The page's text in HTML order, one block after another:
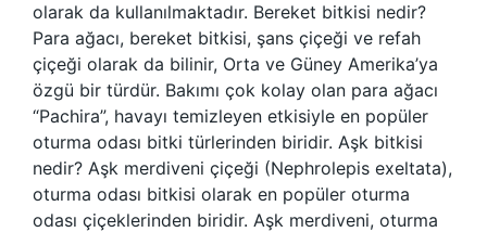
olarak da kullanılmaktadır. Bereket bitkisi nedir?
Para ağacı, bereket bitkisi, şans çiçeği ve refah
çiçeği olarak da bilinir, Orta ve Güney Amerika’ya
özgü bir türdür. Bakımı çok kolay olan para ağacı
“Pachira”, havayı temizleyen etkisiyle en popüler
oturma odası bitki türlerinden biridir. Aşk bitkisi
nedir? Aşk merdiveni çiçeği (Nephrolepis exeltata),
oturma odası bitkisi olarak en popüler oturma
odası çiçeklerinden biridir. Aşk merdiveni, oturma